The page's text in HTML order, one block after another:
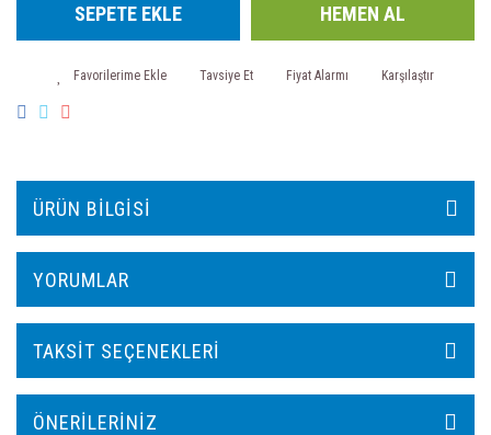
SEPETE EKLE HEMEN AL
Tavsiye Et Fiyat Alarmı Karşılaştır
ÜRÜN BILGISI
YORUMLAR
TAKSIT SEÇENEKLERI
ÖNERILERINIZ